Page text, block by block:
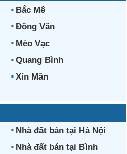
Bắc Mê
Đồng Văn
Mèo Vạc
Quang Bình
Xín Mần
Nhà đất bán tại Hà Nội
Nhà đất bán tại Bình